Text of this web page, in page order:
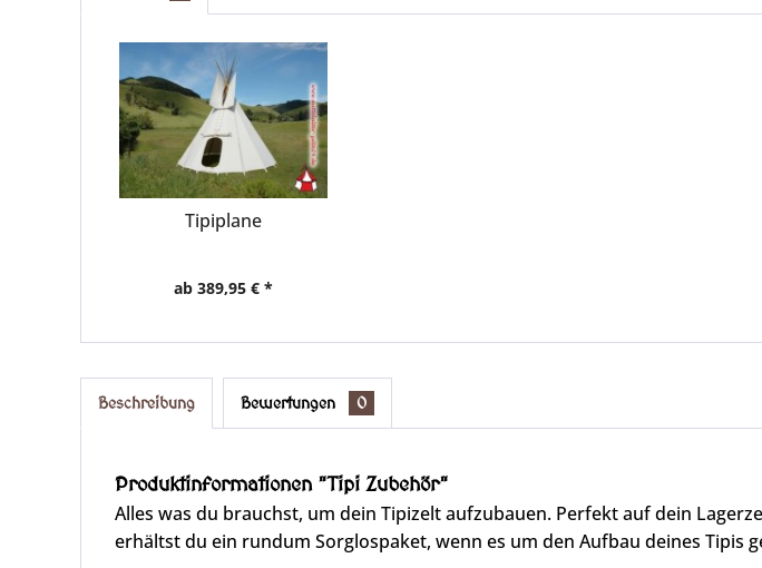
Tipiplane
ab 389,95 € *
Beschreibung Bewertungen 0
Produktinformationen "Tipi Zubehör"
Alles was du brauchst, um dein Tipizelt aufzubauen. Perfekt auf dein
erhältst du ein rundum Sorglospaket, wenn es um den Aufbau deines Tipis